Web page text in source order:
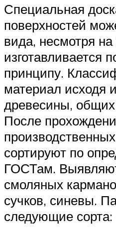
Специальная
поверхностей
вида, несмотря на
изготавливается
принципу.
материал исходя
древесины, общих
После
сортируют по
ГОСТам.
смоляных
сучков, синевы.
следующие сорта: